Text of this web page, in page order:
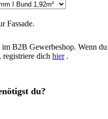
Fassade.
B2B Gewerbeshop. Wenn du
registriere dich hier.
du?